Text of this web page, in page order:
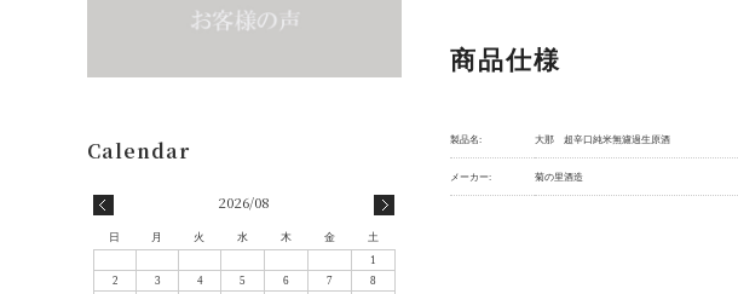
商品仕様
製品名: 大那 超辛口純米無濾過生原酒
メーカー: 菊の里酒造
2026/08
日 月 火 水 木 金
土
1
2
3 4 5 6 7
8